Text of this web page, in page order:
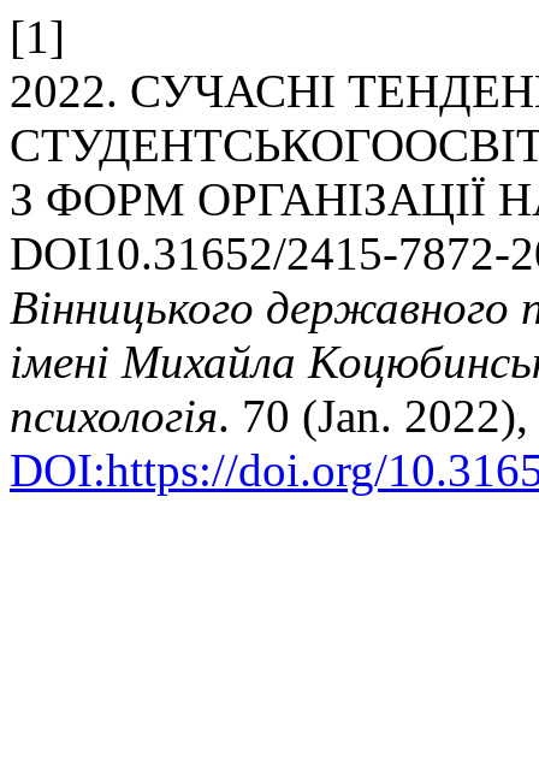
[1]
2022. СУЧАСНІ
З ФОРМ ОРГАНІЗАЦІЇ
DOI10.31652/2415-7872-
Вінницького державного
імені Михайла
психологія. 70 (Jan.
DOI:https://doi.org/